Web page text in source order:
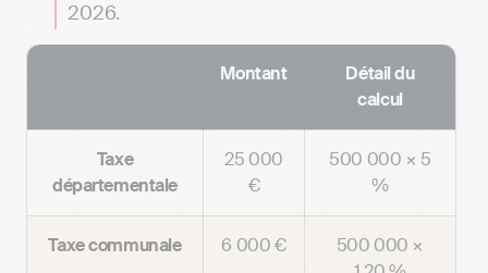
2026.
Montant
Détail du
calcul
Taxe
départementale
25 000
€
500 000 × 5
%
Taxe communale 6 000 €
500 000 ×